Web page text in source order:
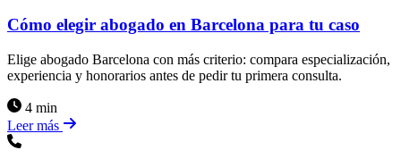
Cómo elegir abogado en Barcelona para tu caso
Elige abogado Barcelona con más criterio: compara especialización,
experiencia y honorarios antes de pedir tu primera consulta.
4 min
Leer más